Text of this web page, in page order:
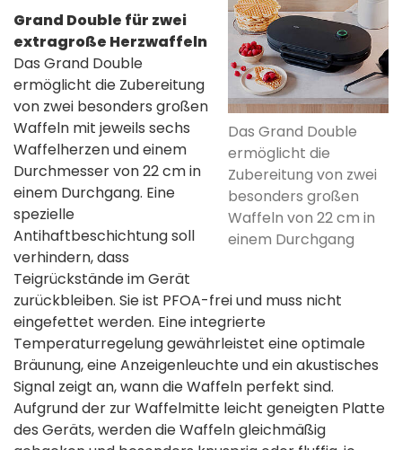
Das Grand Double
ermöglicht die
Zubereitung von zwei
besonders großen
Waffeln von 22 cm in
einem Durchgang
Grand Double für zwei
extragroße Herzwaffeln
Das Grand Double
ermöglicht die Zubereitung
von zwei besonders großen
Waffeln mit jeweils sechs
Waffelherzen und einem
Durchmesser von 22 cm in
einem Durchgang. Eine
spezielle
Antihaftbeschichtung soll
verhindern, dass
Teigrückstände im Gerät
zurückbleiben. Sie ist PFOA-frei und muss nicht
eingefettet werden. Eine integrierte
Temperaturregelung gewährleistet eine optimale
Bräunung, eine Anzeigenleuchte und ein akustisches
Signal zeigt an, wann die Waffeln perfekt sind.
Aufgrund der zur Waffelmitte leicht geneigten Platte
des Geräts, werden die Waffeln gleichmäßig